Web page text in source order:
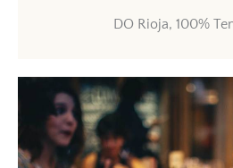
DO Rioja, 100%